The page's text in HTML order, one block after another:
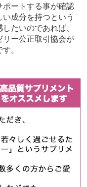
ポートする事が確認
成分を持つという
たいのであれば、
リー公正取引協会が
。